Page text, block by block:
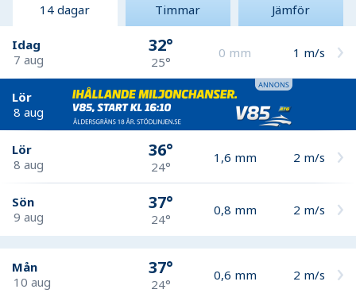
14 dagar Timmar Jämför
Idag
7 aug
32°
25°
0 mm 1 m/s
Lör
8 aug
Lör
8 aug
36°
24°
1,6 mm 2 m/s
Sön
9 aug
37°
24°
0,8 mm 2 m/s
Mån
10 aug
37°
24°
0,6 mm 2 m/s